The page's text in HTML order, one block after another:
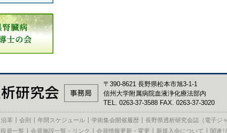
〒390-8621 長野県松本市旭3-1-1
信州大学附属病院血液浄化療法部内
TEL. 0263-37-3588 FAX. 0263-37-3020
沿革 会則 年間スケジュール 学術集会開催履歴 長野県透析研究会誌（電子ジ
役員一覧 会員施設一覧・リンク 会員情報更新・変更 新規入会について 関連